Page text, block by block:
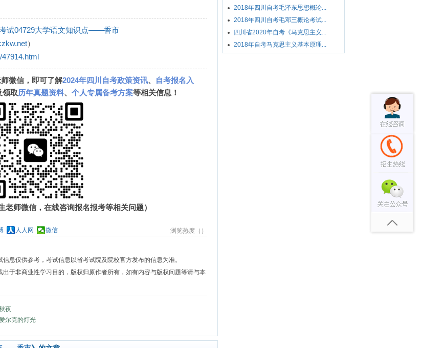
试04729大学语文知识点——香市
）
微信，即可了解2024年四川自考政策资讯、
自考报名入
领取历年真题资料、 个人专属备考方案等相关信息！
老师微信，在线咨询报名报考等相关问题）
人人网 微信 浏览热度（ ）
息仅供参考，考试信息以省考试院及院校官方发布的信息为准。
于非商业性学习目的，版权归原作者所有，如有内容与版权问题等请与本
夜
尔克的灯光
2018年四川自考毛泽东思想概论...
2018年四川自考毛邓三概论考试...
四川省2020年自考《马克思主义...
2018年自考马克思主义基本原理...